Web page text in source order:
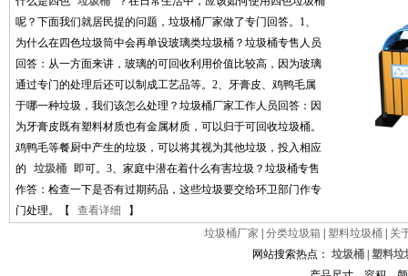
呢？下面我们就居民提的问题，垃圾桶厂家做了专门回答。1、
为什么在四色垃圾筒中会再单设玻璃类垃圾桶？垃圾桶专售人员
回答：从一方面来讲，玻璃的可回收利用价值比较高，因为玻璃
通过专门的处理后还可以制成工艺品等。2、牙膏皮、鸡鸭毛属
于哪一种垃圾，我们该怎么处理？垃圾桶厂家工作人员回答：因
为牙膏皮既有塑料材质也有金属材质，可以归于可回收垃圾桶。
鸡鸭毛等餐厨中产生的垃圾，可以将其视为其他垃圾，投入相应
的
垃圾桶
即可。3、家庭中潜在着什么有害垃圾？垃圾桶专售
作答：检查一下是否有过期药品，这些垃圾要交给环卫部门作专
门处理。【
查看详细
】
垃圾桶厂家
分类垃圾箱 塑料垃圾桶
关
网站搜索热点： 垃圾桶
塑料垃